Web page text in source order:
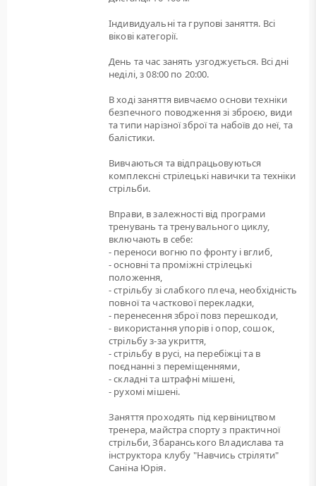
Індивидуальні та групові заняття. Всі
вікові категорії.
День та час занять узгоджується. Всі дні
неділі, з 08:00 по 20:00.
В ході заняття вивчаємо основи техніки
безпечного поводження зі зброєю, види
та типи нарізної зброї та набоїв до неї, та
балістики.
Вивчаються та відпрацьовуються
комплексні стрілецькі навички та техніки
стрільби.
Вправи, в залежності від програми
тренувань та тренувального циклу,
включають в себе:
- переноси вогню по фронту і вглиб,
- основні та проміжні стрілецькі
положення,
- стрільбу зі слабкого плеча, необхідність
повної та часткової перекладки,
- перенесення зброї повз перешкоди,
- використання упорів і опор, сошок,
стрільбу з-за укриття,
- стрільбу в русі, на перебіжці та в
поєднанні з переміщеннями,
- складні та штрафні мішені,
- рухомі мішені.
Заняття проходять під кервіництвом
тренера, майстра спорту з практичної
стрільби, Збаранського Владислава та
інструктора клубу "Навчись стріляти"
Саніна Юрія.